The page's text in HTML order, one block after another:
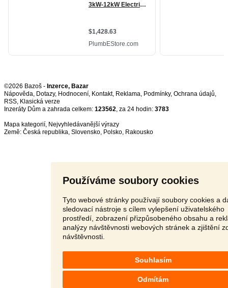
Používáme soubory cookies
Tyto webové stránky používají soubory cookies a
sledovací nástroje s cílem vylepšení uživatelského
prostředí, zobrazení přizpůsobeného obsahu a
analýzy návštěvnosti webových stránek a zjištění
návštěvnosti.
Souhlasím
Odmítám
©2026 Bazoš - Inzerce, Bazar
Nápověda, Dotazy, Hodnocení, Kontakt, Reklama, Podmínky, Ochrana údajů,
RSS,
Inzeráty Dům a zahrada celkem: 123562, za 24 hodin: 3783
Mapa kategorií, Nejvyhledávanější výrazy
Země: Česká republika, Slovensko, Polsko, Rakousko